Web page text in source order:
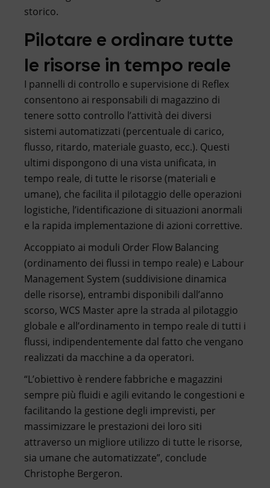
storico.
Pilotare e ordinare tutte
le risorse in tempo reale
I pannelli di controllo e supervisione di Reflex
consentono ai responsabili di magazzino di
tenere sotto controllo l’attività dei diversi
sistemi automatizzati (percentuale di carico,
flusso, ritardo, materiale guasto, ecc.). Questi
ultimi dispongono di una vista unificata, in
tempo reale, di tutte le risorse (materiali e
umane), che facilita il pilotaggio delle operazioni
logistiche, l’identificazione di situazioni anormali
e la rapida implementazione di azioni correttive.
Accoppiato ai moduli Order Flow Balancing
(ordinamento dei flussi in tempo reale) e Labour
Management System (suddivisione dinamica
delle risorse), entrambi disponibili dall’anno
scorso, WCS Master apre la strada al pilotaggio
globale e all’ordinamento in tempo reale di tutti i
flussi, indipendentemente dal fatto che vengano
realizzati da macchine a da operatori.
“L’obiettivo è rendere fabbriche e magazzini
sempre più fluidi e agili evitando le congestioni e
facilitando la gestione degli imprevisti, per
massimizzare le prestazioni dei loro siti
attraverso un migliore utilizzo di tutte le risorse,
sia umane che automatizzate”, conclude
Christophe Bergeron.